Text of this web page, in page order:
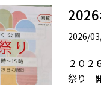
2026/
２０２
祭り